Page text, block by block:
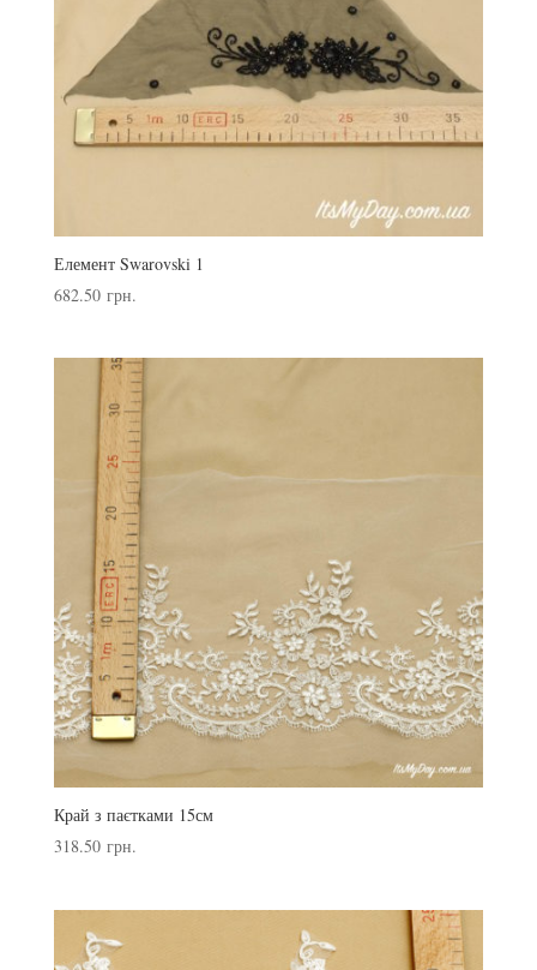
Елемент Swarovski 1
682.50 грн.
Край з паєтками 15см
318.50 грн.